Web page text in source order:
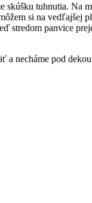
tuhnutia.
si na
stredom panvice
a necháme pod